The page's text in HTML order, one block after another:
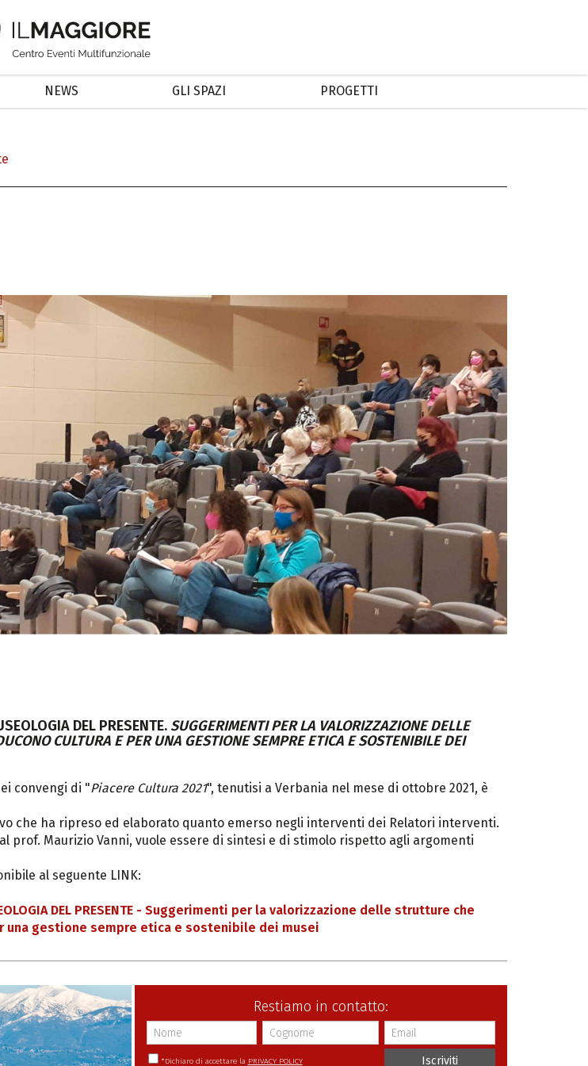
NEWS GLI SPAZI PROGETTI
DEL PRESENTE.SUGGERIMENTI PER LA VALORIZZAZIONE DELLE
CULTURA E PER UNA GESTIONE SEMPRE ETICA E SOSTENIBILE DEI
convengi di "Piacere Cultura 2021", tenutisi a Verbania nel mese di ottobre 2021, è
che ha ripreso ed elaborato quanto emerso negli interventi dei Relatori interventi.
prof. Maurizio Vanni, vuole essere di sintesi e di stimolo rispetto agli argomenti
al seguente LINK:
DEL PRESENTE - Suggerimenti per la valorizzazione delle strutture che
una gestione sempre etica e sostenibile dei musei
Restiamo in contatto:
*Dichiaro di accettare la PRIVACY POLICY Iscriviti